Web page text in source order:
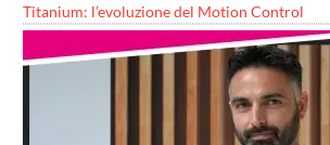
Titanium: l’evoluzione del Motion Control